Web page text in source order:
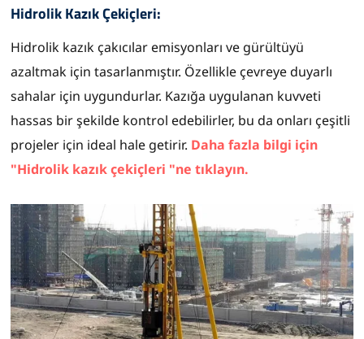
Hidrolik Kazık Çekiçleri:
Hidrolik kazık çakıcılar emisyonları ve gürültüyü
azaltmak için tasarlanmıştır. Özellikle çevreye duyarlı
sahalar için uygundurlar. Kazığa uygulanan kuvveti
hassas bir şekilde kontrol edebilirler, bu da onları çeşitli
projeler için ideal hale getirir. Daha fazla bilgi için
"Hidrolik kazık çekiçleri "ne tıklayın.